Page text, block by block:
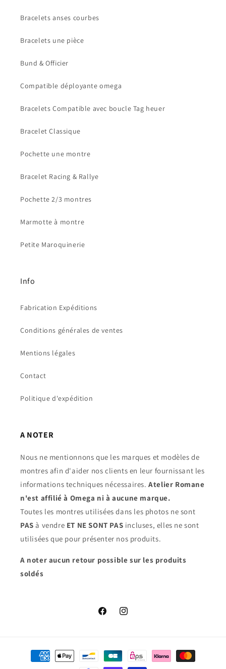
Bracelets anses courbes
Bracelets une pièce
Bund & Officier
Compatible déployante omega
Bracelets Compatible avec boucle Tag heuer
Bracelet Classique
Pochette une montre
Bracelet Racing & Rallye
Pochette 2/3 montres
Marmotte à montre
Petite Maroquinerie
Info
Fabrication Expéditions
Conditions générales de ventes
Mentions légales
Contact
Politique d'expédition
A NOTER
Nous ne mentionnons que les marques et modèles de
montres afin d'aider nos clients en leur fournissant les
informations techniques nécessaires. Atelier Romane
n'est affilié à Omega ni à aucune marque.
Toutes les montres utilisées dans les photos ne sont
PAS à vendre ET NE SONT PAS incluses, elles ne sont
utilisées que pour présenter nos produits.
A noter aucun retour possible sur les produits
soldés
FacebookInstagram
Moyens